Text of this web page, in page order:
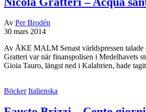
Av Per Brodén
30 mars 2014
Av ÅKE MALM Senast världspressen talade
Gratteri var när finanspolisen i Medelhavets
Gioia Tauro, längst ned i Kalabrien, hade
Böcker Italienska